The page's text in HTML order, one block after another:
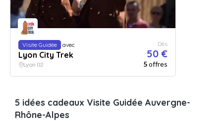
Visite Guidée avec
Lyon City Trek
Dès
50 €
Lyon 02 5offres
5 idées cadeaux Visite Guidée Auvergne-
Rhône-Alpes